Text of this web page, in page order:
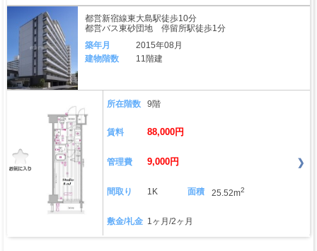
都営新宿線東大島駅徒歩10分
都営バス東砂団地 停留所駅徒歩1分
築年月
2015年08月
建物階数
11階建
所在階数 9階
賃料 88,000円
管理費 9,000円
間取り 1K 面積 25.52m2
敷金/礼金 1ヶ月/2ヶ月